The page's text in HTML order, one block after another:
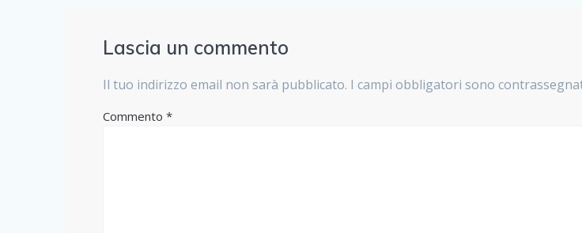
Lascia un commento
Il tuo indirizzo email non sarà pubblicato. I campi obbligatori sono
Commento*